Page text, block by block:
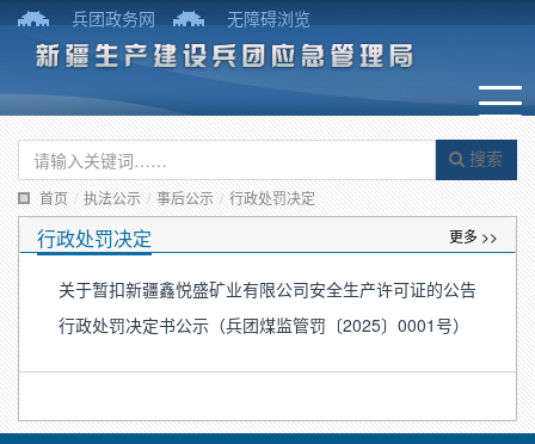
兵团政务网 无障碍浏览
搜索
首页 / 执法公示 / 事后公示 / 行政处罚决定
行政处罚决定 更多 >>
关于暂扣新疆鑫悦盛矿业有限公司安全生产许可证的公告
行政处罚决定书公示（兵团煤监管罚〔2025〕0001号）